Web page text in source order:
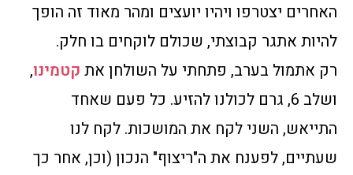
האחרים יצטרפו ויהיו יועצים ומהר מאוד זה הופך
להיות אתגר קבוצתי, שכולם לוקחים בו חלק.
רק אתמול בערב, פתחתי על השולחן את קטמינו,
ושלב 6, גרם לכולנו להזיע. כל פעם שאחד
התייאש, השני לקח את המושכות. לקח לנו
שעתיים, לפענח את ה"ריצוף" הנכון (וכן, אחר כך